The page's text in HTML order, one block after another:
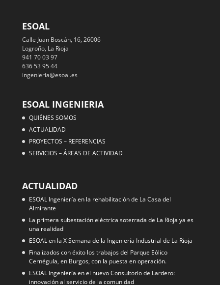
ESOAL
Calle Juan Boscán, 16, 26006
Logroño, La Rioja
941 70 03 97
636 53 95 44
ingenieria@esoal.es
ESOAL INGENIERIA
QUIÉNES SOMOS
ACTUALIDAD
PROYECTOS – REFERENCIAS
SERVICIOS – ÁREAS DE ACTIVIDAD
ACTUALIDAD
ESOAL Ingeniería en la rehabilitación de La Casa del
Almirante
La primera subestación eléctrica soterrada de La Rioja ya es
una realidad
ESOAL en la X Semana de la Ingeniería Industrial de La Rioja
Finalizados con éxito los trabajos del Parque Eólico
Cernégula, en Burgos, con la puesta en operación.
ESOAL Ingeniería en el nuevo Consultorio de Lardero:
innovación al servicio de la comunidad